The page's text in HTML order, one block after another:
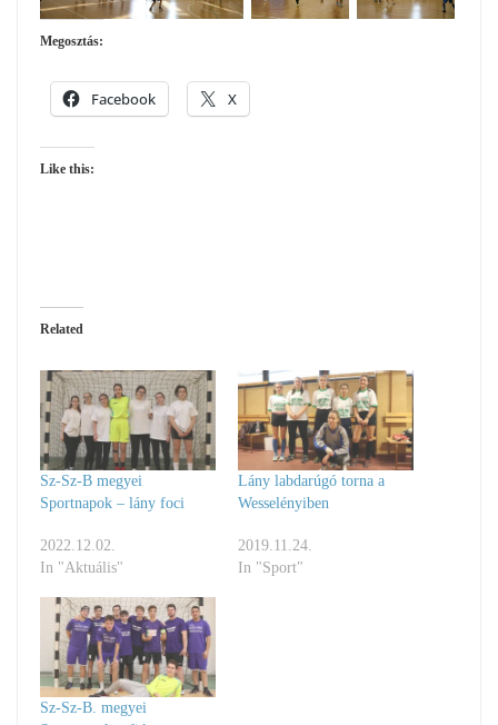
Megosztás:
Facebook X
Like this:
Related
Sz-Sz-B megyei
Sportnapok – lány foci
2022.12.02.
In "Aktuális"
Lány labdarúgó torna a
Wesselényiben
2019.11.24.
In "Sport"
Sz-Sz-B. megyei